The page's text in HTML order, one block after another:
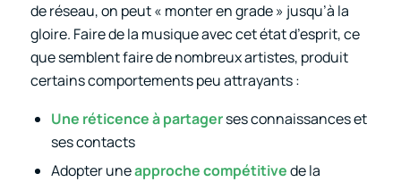
de réseau, on peut « monter en grade » jusqu’à la
gloire. Faire de la musique avec cet état d’esprit, ce
que semblent faire de nombreux artistes, produit
certains comportements peu attrayants :
Une réticence à partagerses connaissances et
ses contacts
Adopter uneapproche compétitivede la